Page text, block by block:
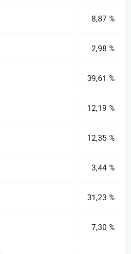
8,87 %
2,98 %
39,61 %
12,19 %
12,35 %
3,44 %
31,23 %
7,30 %